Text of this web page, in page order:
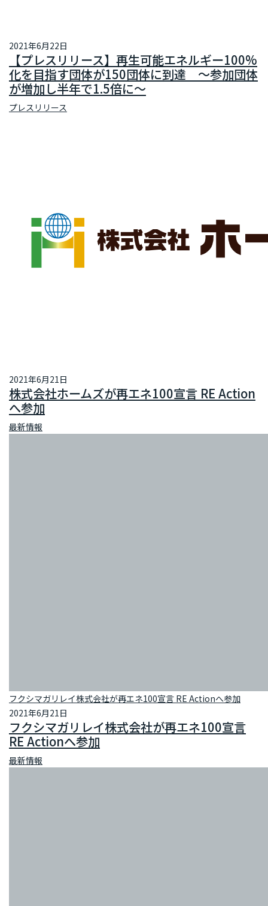
2021年6月22日
【プレスリリース】再生可能エネルギー100%
化を目指す団体が150団体に到達 ～参加団体
が増加し半年で1.5倍に～
プレスリリース
2021年6月21日
株式会社ホームズが再エネ100宣言 RE Action
へ参加
最新情報
フクシマガリレイ株式会社が再エネ100宣言 RE Actionへ参加
2021年6月21日
フクシマガリレイ株式会社が再エネ100宣言
RE Actionへ参加
最新情報